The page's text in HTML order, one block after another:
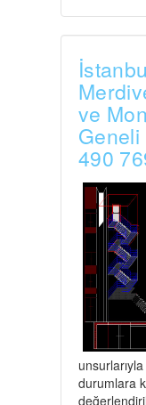
ve
490
durumlara